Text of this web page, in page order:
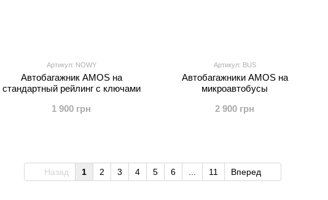
Артикул: NOWY
Автобагажник AMOS на
стандартный рейлинг с ключами
1 900 грн
Артикул: BUS
Автобагажники AMOS на
микроавтобусы
2 900 грн
Назад 1 2 3 4 5 6 11 Вперед